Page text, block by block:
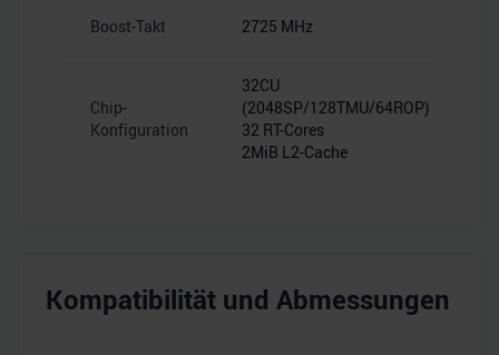
Boost-Takt 2725 MHz
Chip-
Konfiguration
32CU
(2048SP/128TMU/64ROP)
32 RT-Cores
2MiB L2-Cache
Kompatibilität und Abmessungen